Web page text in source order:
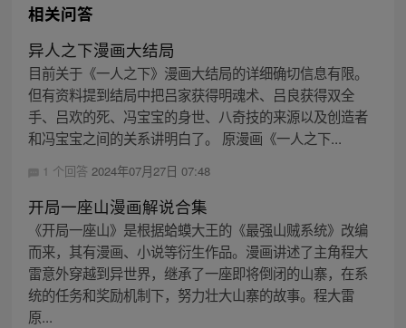
相关问答
异人之下漫画大结局
目前关于《一人之下》漫画大结局的详细确切信息有限。
但有资料提到结局中把吕家获得明魂术、吕良获得双全
手、吕欢的死、冯宝宝的身世、八奇技的来源以及创造者
和冯宝宝之间的关系讲明白了。 原漫画《一人之下...
1 个回答 2024年07月27日 07:48
开局一座山漫画解说合集
《开局一座山》是根据蛤蟆大王的《最强山贼系统》改编
而来，其有漫画、小说等衍生作品。漫画讲述了主角程大
雷意外穿越到异世界，继承了一座即将倒闭的山寨，在系
统的任务和奖励机制下，努力壮大山寨的故事。程大雷
原...